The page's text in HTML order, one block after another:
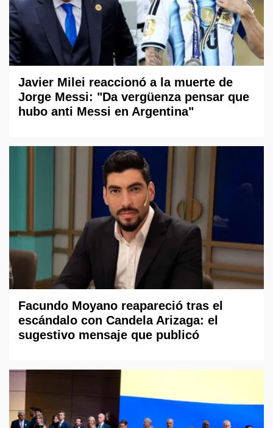
Javier Milei reaccionó a la muerte de
Jorge Messi: "Da vergüenza pensar que
hubo anti Messi en Argentina"
Facundo Moyano reapareció tras el
escándalo con Candela Arizaga: el
sugestivo mensaje que publicó